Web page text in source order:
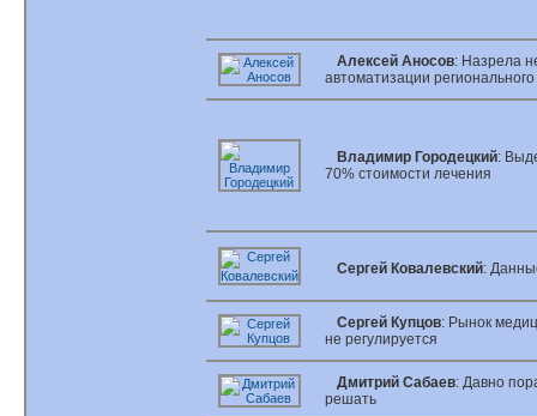
Алексей Аносов: Назрела
автоматизации
Владимир Городецкий:
70% стоимости лечения
Сергей Ковалевский:
Сергей Купцов: Рынок
не регулируется
Дмитрий Сабаев: Давно
решать